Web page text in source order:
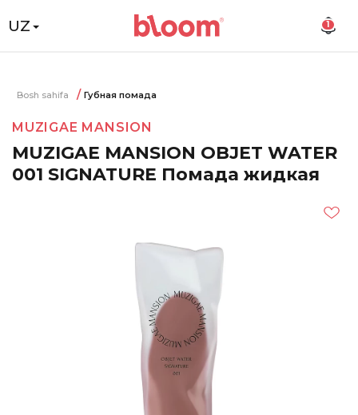
UZ 1
Bosh sahifa Губная помада
MUZIGAE MANSION
MUZIGAE MANSION OBJET WATER
001 SIGNATURE Помада жидкая